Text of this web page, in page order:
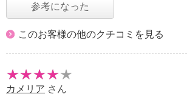
参考になった
このお客様の他のクチコミを見る
カメリア さん